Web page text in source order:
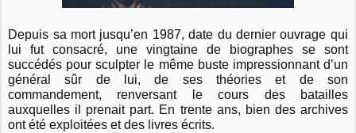
Depuis sa mort jusqu’en 1987, date du dernier ouvrage qui
lui fut consacré, une vingtaine de biographes se sont
succédés pour sculpter le même buste impressionnant d’un
général sûr de lui, de ses théories et de son
commandement, renversant le cours des batailles
auxquelles il prenait part. En trente ans, bien des archives
ont été exploitées et des livres écrits.